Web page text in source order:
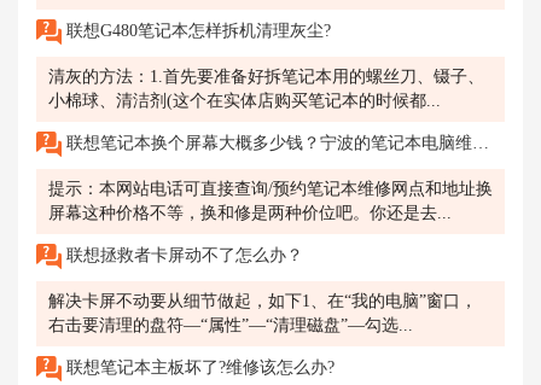
联想G480笔记本怎样拆机清理灰尘?
清灰的方法：1.首先要准备好拆笔记本用的螺丝刀、镊子、
小棉球、清洁剂(这个在实体店购买笔记本的时候都...
联想笔记本换个屏幕大概多少钱？宁波的笔记本电脑维修售后服务，打400客服电话吗？
提示：本网站电话可直接查询/预约笔记本维修网点和地址换
屏幕这种价格不等，换和修是两种价位吧。你还是去...
联想拯救者卡屏动不了怎么办？
解决卡屏不动要从细节做起，如下1、在“我的电脑”窗口，
右击要清理的盘符—“属性”—“清理磁盘”—勾选...
联想笔记本主板坏了?维修该怎么办?